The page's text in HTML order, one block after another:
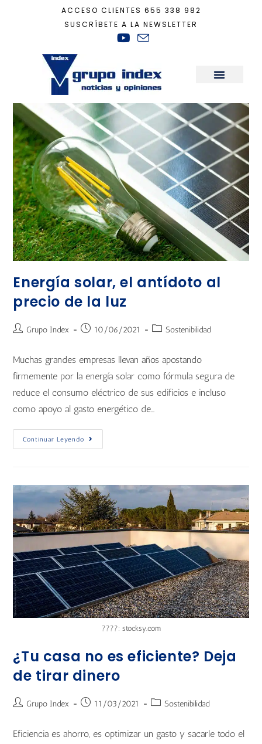
ACCESO CLIENTES 655 338 982
SUSCRÍBETE A LA NEWSLETTER
energía verde
Energía solar, el antídoto al
precio de la luz
Grupo Index 10/06/2021 Sostenibilidad
Muchas grandes empresas llevan años apostando
firmemente por la energía solar como fórmula segura de
reduce el consumo eléctrico de sus edificios e incluso
como apoyo al gasto energético de…
Continuar Leyendo
????: stocksy.com
¿Tu casa no es eficiente? Deja
de tirar dinero
Grupo Index 11/03/2021 Sostenibilidad
Eficiencia es ahorro, es optimizar un gasto y sacarle todo el